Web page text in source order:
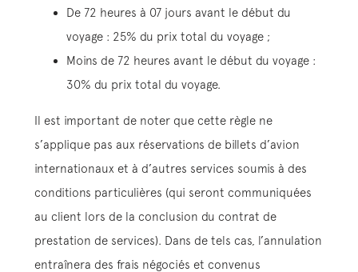
De 72 heures à 07 jours avant le début du
voyage : 25% du prix total du voyage ;
Moins de 72 heures avant le début du voyage :
30% du prix total du voyage.
Il est important de noter que cette règle ne
s’applique pas aux réservations de billets d’avion
internationaux et à d’autres services soumis à des
conditions particulières (qui seront communiquées
au client lors de la conclusion du contrat de
prestation de services). Dans de tels cas, l’annulation
entraînera des frais négociés et convenus